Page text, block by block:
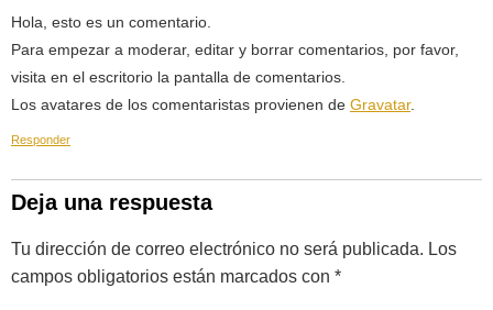
Hola, esto es un comentario.
Para empezar a moderar, editar y borrar comentarios, por favor,
visita en el escritorio la pantalla de comentarios.
Los avatares de los comentaristas provienen de Gravatar.
Responder
Deja una respuesta
Tu dirección de correo electrónico no será publicada. Los
campos obligatorios están marcados con *